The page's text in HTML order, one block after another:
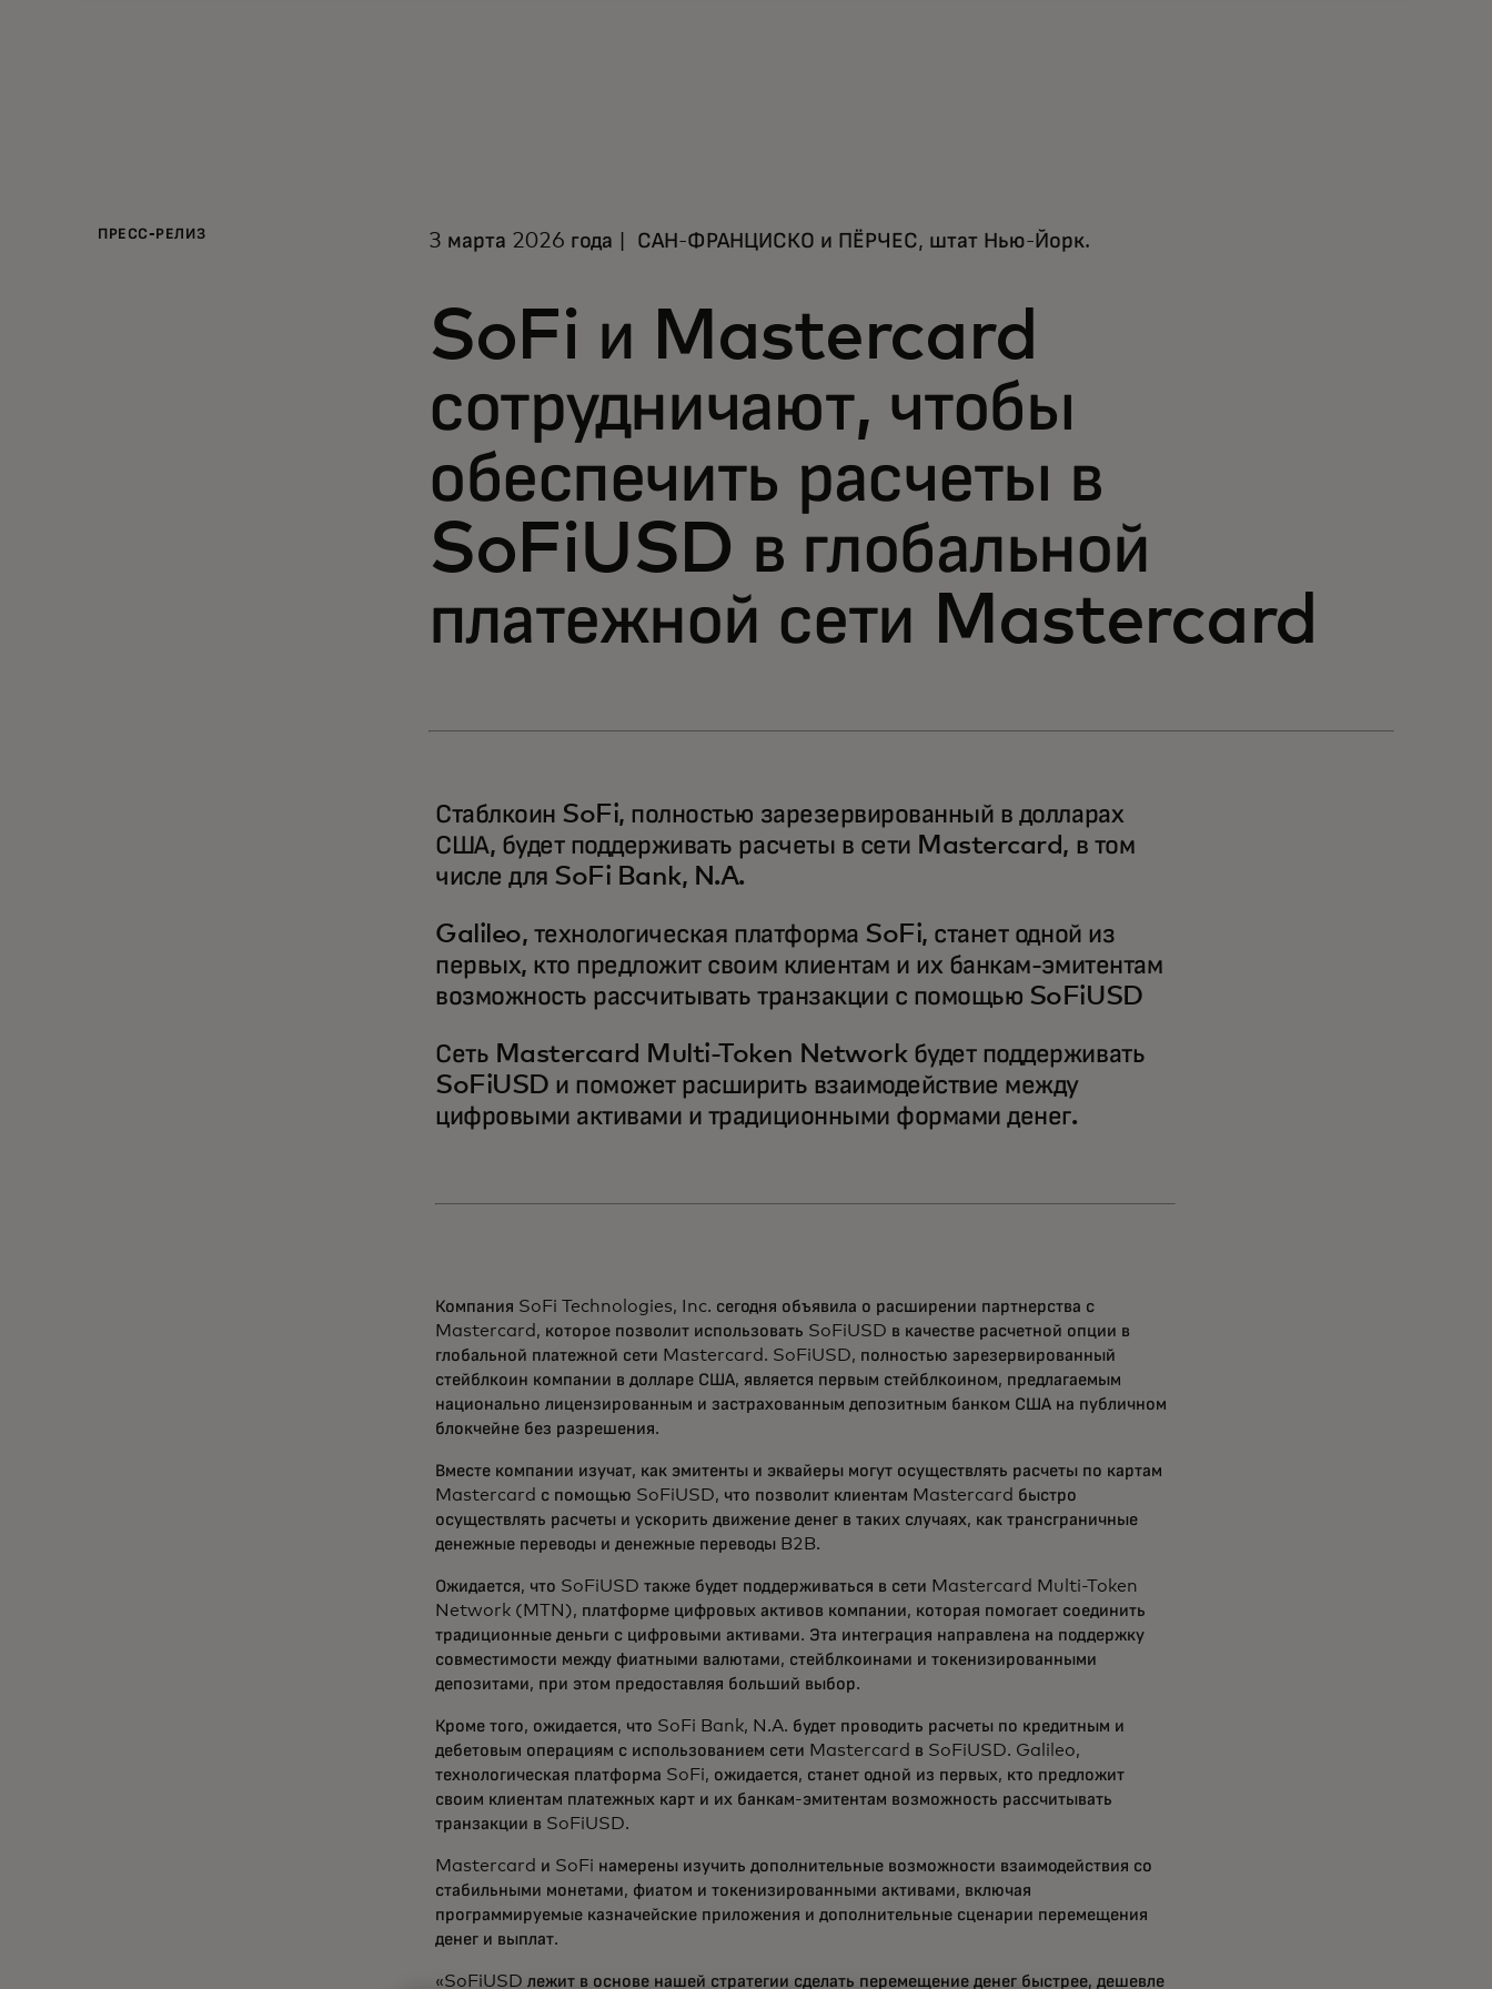
ПРЕСС-РЕЛИЗ 3 марта 2026 года | САН-ФРАНЦИСКО и ПЁРЧЕС, штат Нью-Йорк.
SoFi и Mastercard
сотрудничают, чтобы
обеспечить расчеты в
SoFiUSD в глобальной
платежной сети Mastercard
Стаблкоин SoFi, полностью зарезервированный в долларах
США, будет поддерживать расчеты в сети Mastercard, в том
числе для SoFi Bank, N.A.
Galileo, технологическая платформа SoFi, станет одной из
первых, кто предложит своим клиентам и их банкам-эмитентам
возможность рассчитывать транзакции с помощью SoFiUSD
Сеть Mastercard Multi-Token Network будет поддерживать
SoFiUSD и поможет расширить взаимодействие между
цифровыми активами и традиционными формами денег.
Компания SoFi Technologies, Inc. сегодня объявила о расширении партнерства с
Mastercard, которое позволит использовать SoFiUSD в качестве расчетной опции в
глобальной платежной сети Mastercard. SoFiUSD, полностью зарезервированный
стейблкоин компании в долларе США, является первым стейблкоином, предлагаемым
национально лицензированным и застрахованным депозитным банком США на публичном
блокчейне без разрешения.
Вместе компании изучат, как эмитенты и эквайеры могут осуществлять расчеты по картам
Mastercard с помощью SoFiUSD, что позволит клиентам Mastercard быстро
осуществлять расчеты и ускорить движение денег в таких случаях, как трансграничные
денежные переводы и денежные переводы B2B.
Ожидается, что SoFiUSD также будет поддерживаться в сети Mastercard Multi-Token
Network (MTN), платформе цифровых активов компании, которая помогает соединить
традиционные деньги с цифровыми активами. Эта интеграция направлена на поддержку
совместимости между фиатными валютами, стейблкоинами и токенизированными
депозитами, при этом предоставляя больший выбор.
Кроме того, ожидается, что SoFi Bank, N.A. будет проводить расчеты по кредитным и
дебетовым операциям с использованием сети Mastercard в SoFiUSD. Galileo,
технологическая платформа SoFi, ожидается, станет одной из первых, кто предложит
своим клиентам платежных карт и их банкам-эмитентам возможность рассчитывать
транзакции в SoFiUSD.
Mastercard и SoFi намерены изучить дополнительные возможности взаимодействия со
стабильными монетами, фиатом и токенизированными активами, включая
программируемые казначейские приложения и дополнительные сценарии перемещения
денег и выплат.
«SoFiUSD лежит в основе нашей стратегии сделать перемещение денег быстрее, дешевле